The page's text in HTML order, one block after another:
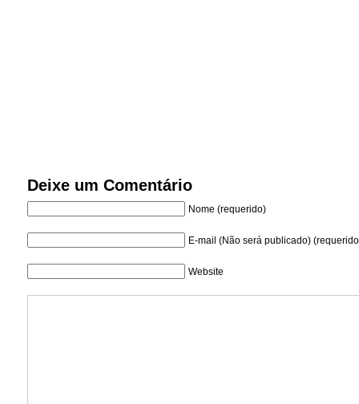
Deixe um Comentário
Nome (requerido)
E-mail (Não será publicado)
Website